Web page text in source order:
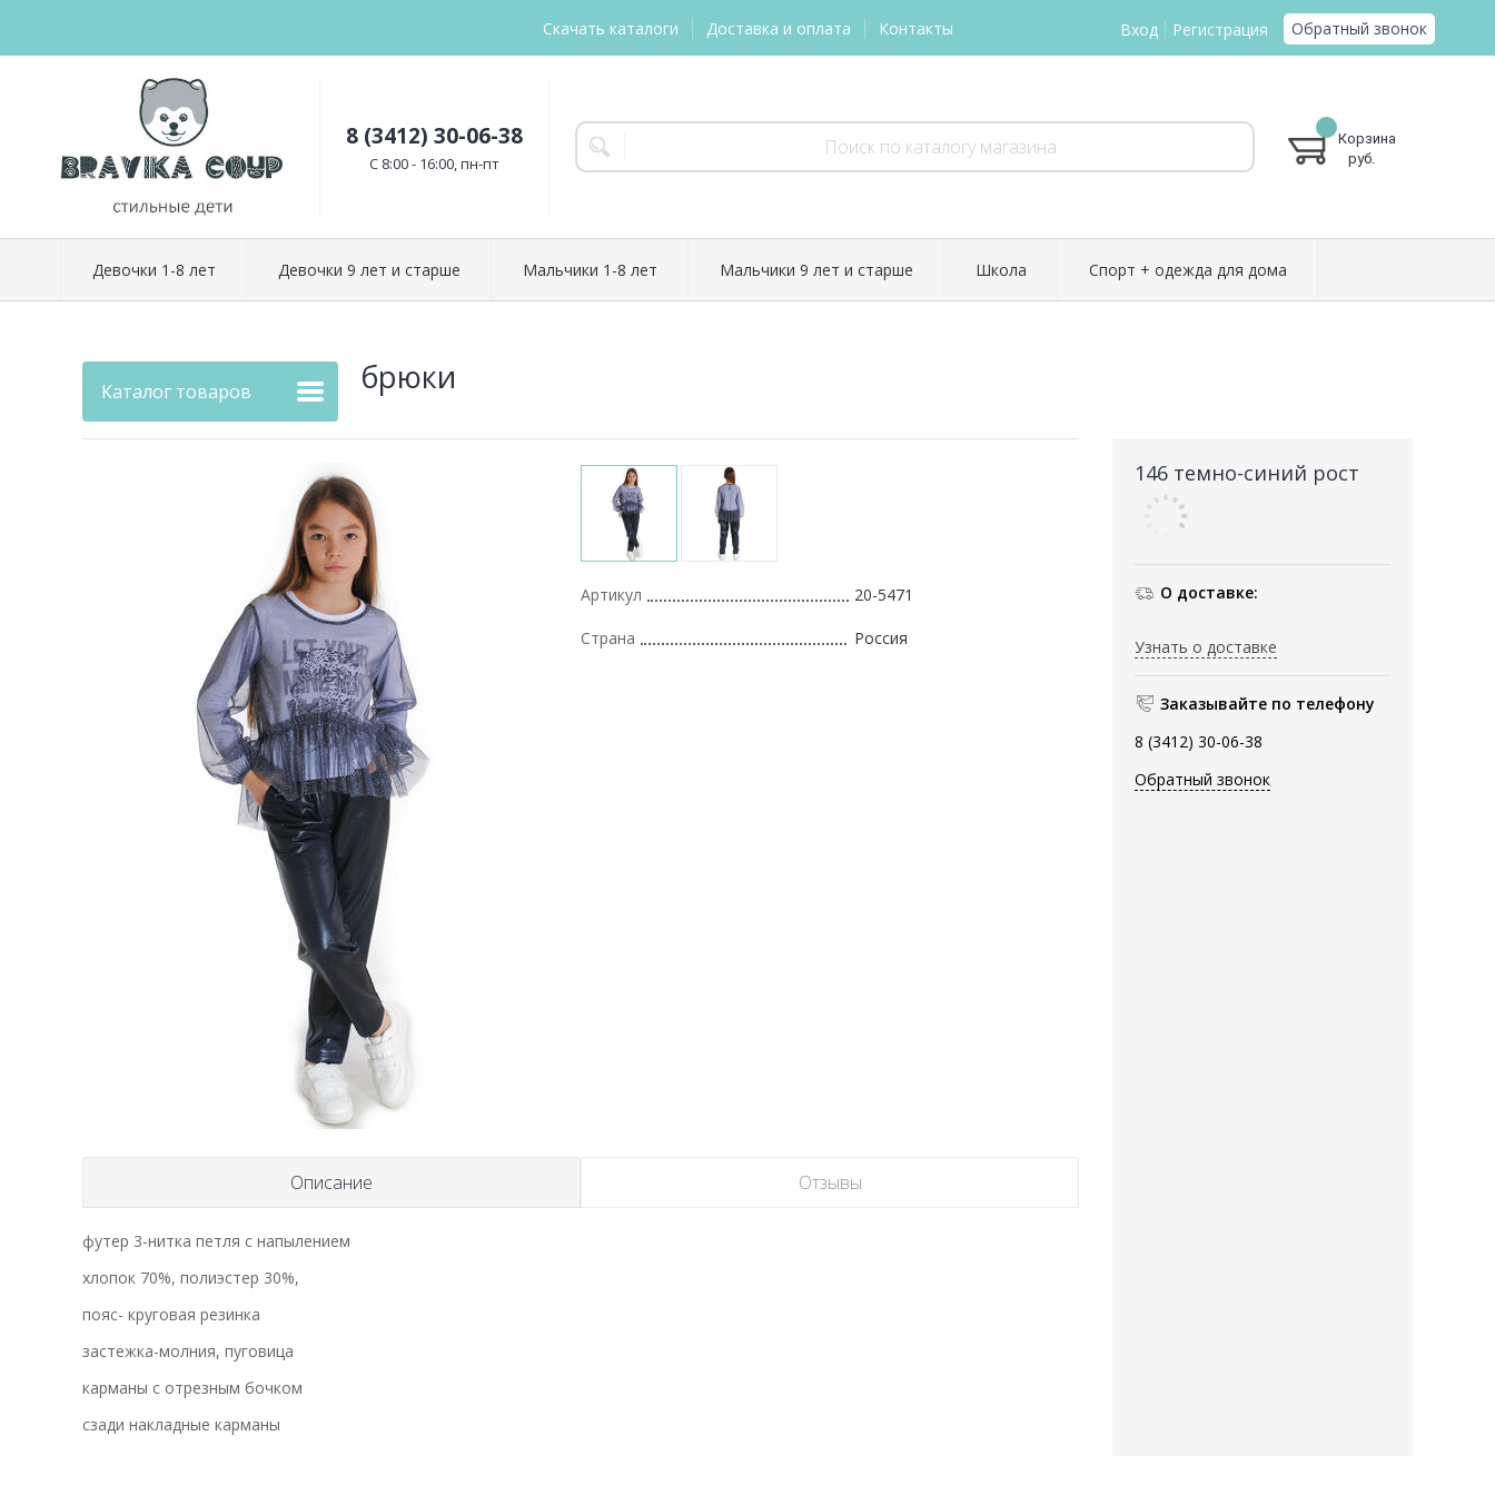
Скачать каталоги Доставка и оплата Контакты Вход Регистрация Обратный звонок
8 (3412) 30-06-38
C 8:00 - 16:00, пн-пт
Корзина
руб.
Девочки 1-8 лет Девочки 9 лет и старше Мальчики 1-8 лет Мальчики 9 лет и старше Школа Спорт + одежда для дома
Каталог товаров брюки
146 темно-синий рост
О доставке:
Узнать о доставке
Заказывайте по телефону
8 (3412) 30-06-38
Обратный звонок
Артикул 20-5471
Страна Россия
Описание Отзывы
футер 3-нитка петля с напылением
хлопок 70%, полиэстер 30%,
пояс- круговая резинка
застежка-молния, пуговица
карманы с отрезным бочком
сзади накладные карманы